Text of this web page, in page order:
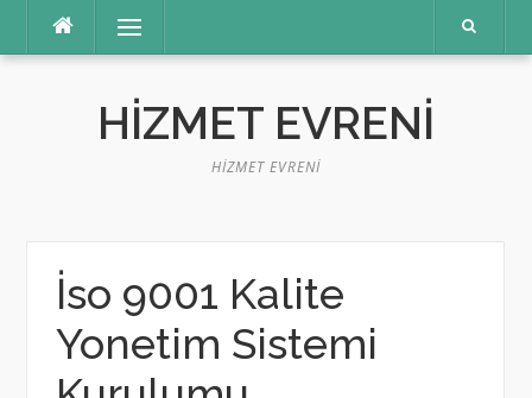
Menü
HIZMET EVRENI
HIZMET EVRENI
İso 9001 Kalite
Yonetim Sistemi